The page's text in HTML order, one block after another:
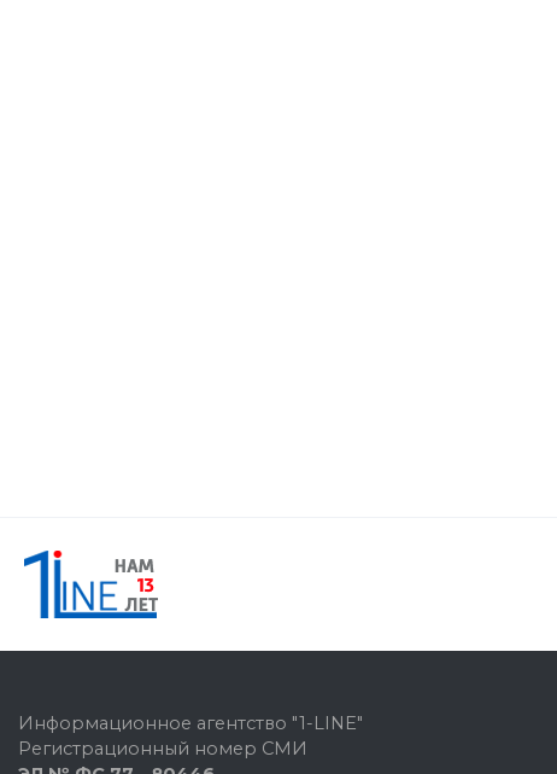
Информационное агентство "1-LINE"
Регистрационный номер СМИ